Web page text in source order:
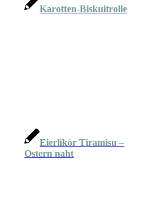
Karotten-Biskuitrolle
Eierlikör Tiramisu –
Ostern naht